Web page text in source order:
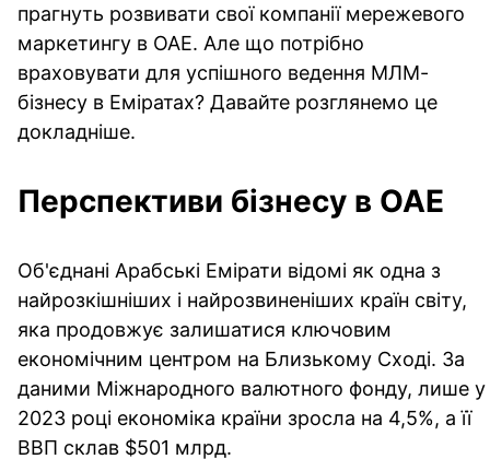
прагнуть розвивати свої компанії мережевого
маркетингу в ОАЕ. Але що потрібно
враховувати для успішного ведення МЛМ-
бізнесу в Еміратах? Давайте розглянемо це
докладніше.
Перспективи бізнесу в ОАЕ
Об'єднані Арабські Емірати відомі як одна з
найрозкішніших і найрозвиненіших країн світу,
яка продовжує залишатися ключовим
економічним центром на Близькому Сході. За
даними Міжнародного валютного фонду, лише у
2023 році економіка країни зросла на 4,5%, а її
ВВП склав $501 млрд.